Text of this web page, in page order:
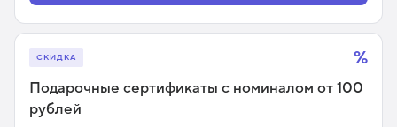
%
СКИДКА
Подарочные сертификаты с номиналом от 100
рублей